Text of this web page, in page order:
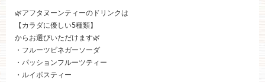
お問い合わせ
小林楼の結婚式
🌿アフタヌーンティーのドリンクは
【カラダに優しい5種類】
からお選びいただけます🌿
・フルーツビネガーソーダ
・パッションフルーツティー
・ルイボスティー